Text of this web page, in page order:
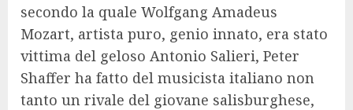
secondo la quale Wolfgang Amadeus
Mozart, artista puro, genio innato, era stato
vittima del geloso Antonio Salieri, Peter
Shaffer ha fatto del musicista italiano non
tanto un rivale del giovane salisburghese,